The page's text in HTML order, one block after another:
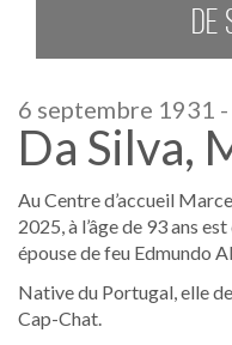
DE
6 septembre 1931
Da Silva,
Au Centre d’accueil
2025, à l’âge de 93 ans
épouse de feu Edmundo
Native du Portugal, elle
Cap-Chat.